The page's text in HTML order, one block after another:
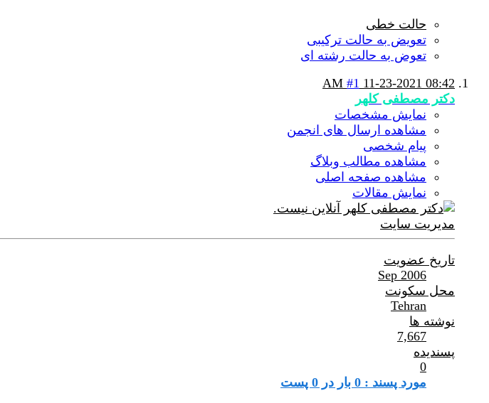
حالت خطی
تعویض به حالت ترکیبی
تعوض به حالت رشته ای
11-23-2021 08:42 AM
#1
دکتر مصطفی کلهر
نمایش مشخصات
مشاهده ارسال های انجمن
پیام شخصی
مشاهده مطالب وبلاگ
مشاهده صفحه اصلی
نمایش مقالات
مدیریت سایت
تاریخ عضویت
Sep 2006
محل سکونت
Tehran
نوشته ها
7,667
پسندیده
0
مورد پسند : 0 بار در 0 پست